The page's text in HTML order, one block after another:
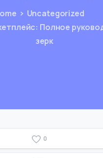
Uncategorized
Полное
зерк
0